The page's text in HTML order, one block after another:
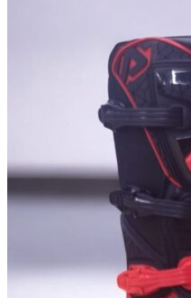
выбрать
на
странице
товара.